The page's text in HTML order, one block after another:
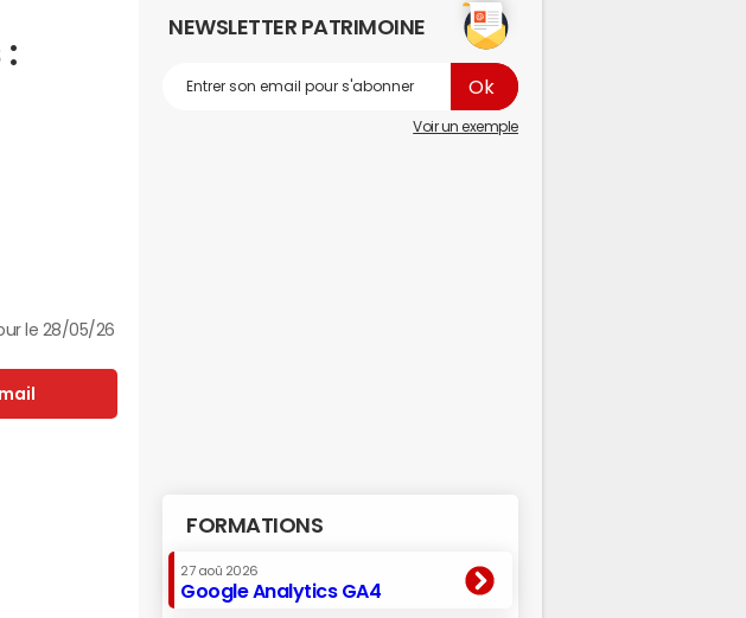
le 28/05/26
NEWSLETTER PATRIMOINE
Voir un exemple
FORMATIONS
27 aoû 2026
Google Analytics GA4